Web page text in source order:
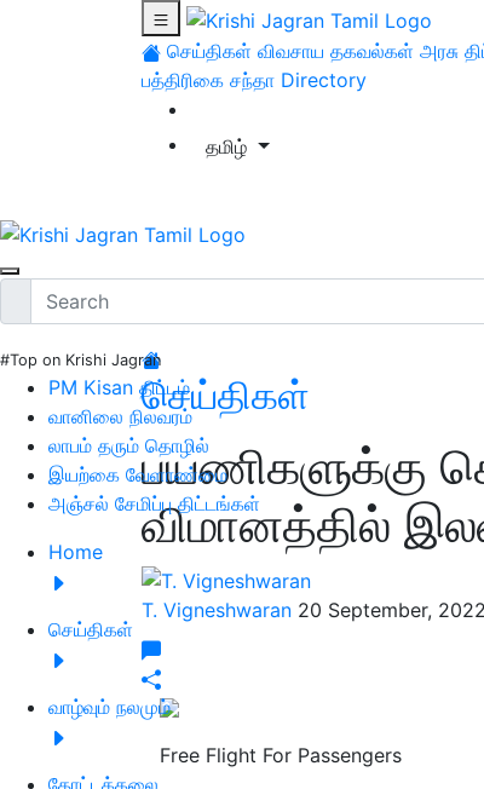
செய்திகள் விவசாய தகவல்கள் அரசு
பத்திரிகை சந்தா Directory
தமிழ்
#Top on Krishi Jagran
PM Kisan திட்டம்
வானிலை நிலவரம்
லாபம் தரும் தொழில்
இயற்கை வேளாண்மை
அஞ்சல் சேமிப்பு திட்டங்கள்
Home
செய்திகள்
வாழ்வும் நலமும்
தோட்டக்கலை
செய்திகள்
பயணிகளுக்கு
விமானத்தில்
T. Vigneshwaran 20 September,
Free Flight For Passengers